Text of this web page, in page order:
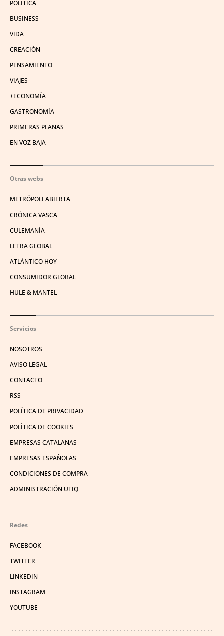
POLÍTICA
BUSINESS
VIDA
CREACIÓN
PENSAMIENTO
VIAJES
+ECONOMÍA
GASTRONOMÍA
PRIMERAS PLANAS
EN VOZ BAJA
Otras webs
METRÓPOLI ABIERTA
CRÓNICA VASCA
CULEMANÍA
LETRA GLOBAL
ATLÁNTICO HOY
CONSUMIDOR GLOBAL
HULE & MANTEL
Servicios
NOSOTROS
AVISO LEGAL
CONTACTO
RSS
POLÍTICA DE PRIVACIDAD
POLÍTICA DE COOKIES
EMPRESAS CATALANAS
EMPRESAS ESPAÑOLAS
CONDICIONES DE COMPRA
ADMINISTRACIÓN UTIQ
Redes
FACEBOOK
TWITTER
LINKEDIN
INSTAGRAM
YOUTUBE